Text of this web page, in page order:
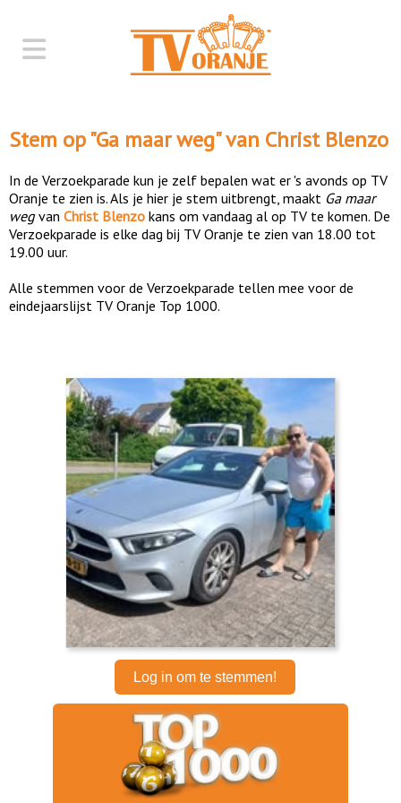
Stem op "Ga maar weg" van Christ Blenzo
In de Verzoekparade kun je zelf bepalen wat er 's avonds op TV
Oranje te zien is. Als je hier je stem uitbrengt, maakt Ga maar
wegvan Christ Blenzo kans om vandaag al op TV te komen. De
Verzoekparade is elke dag bij TV Oranje te zien van 18.00 tot
19.00 uur.
Alle stemmen voor de Verzoekparade tellen mee voor de
eindejaarslijst TV Oranje Top 1000.
Log in om te stemmen!